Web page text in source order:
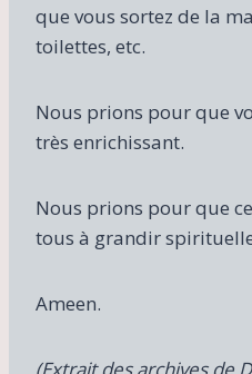
que vous sortez de la
toilettes, etc.
Nous prions pour que
très enrichissant.
Nous prions pour que
tous à grandir
Ameen.